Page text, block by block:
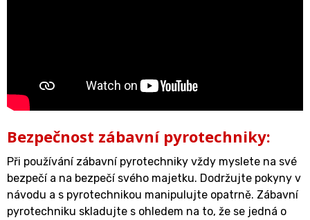
Bezpečnost zábavní pyrotechniky:
Při používání zábavní pyrotechniky vždy myslete na své
bezpečí a na bezpečí svého majetku. Dodržujte pokyny v
návodu a s pyrotechnikou manipulujte opatrně. Zábavní
pyrotechniku skladujte s ohledem na to, že se jedná o